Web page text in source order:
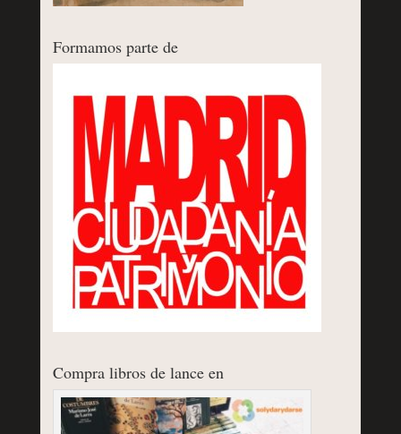
Formamos parte de
Compra libros de lance en